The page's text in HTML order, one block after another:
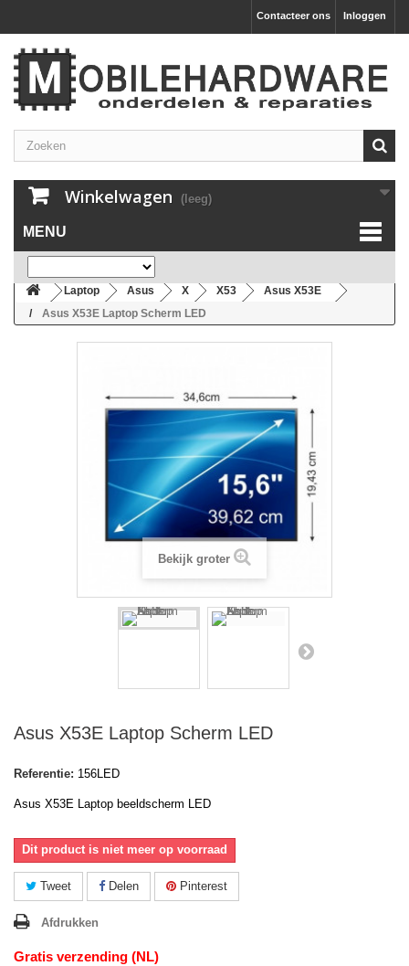
Inloggen
Contacteer ons
Winkelwagen (leeg)
MENU
Laptop Asus X X53
Asus X53E
Asus X53E Laptop Scherm LED
Bekijk groter
Asus X53E Laptop Scherm LED
Referentie: 156LED
Asus X53E Laptop beeldscherm LED
Dit product is niet meer op voorraad
Tweet Delen Pinterest
Afdrukken
Gratis verzending (NL)